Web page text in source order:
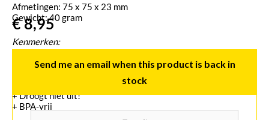
Afmetingen: ‎75 x 75 x 23 mm
Gewicht: 40 gram
Kenmerken:
+ Stevige consistentie
+ Niet plakkerig
+ Droogt niet uit!
+ BPA-vrij
€8,95
Send me an email when this product is back in
stock